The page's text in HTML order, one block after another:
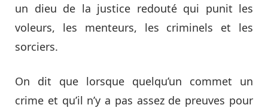
un dieu de la justice redouté qui punit les
voleurs, les menteurs, les criminels et les
sorciers.
On dit que lorsque quelqu’un commet un
crime et qu’il n’y a pas assez de preuves pour